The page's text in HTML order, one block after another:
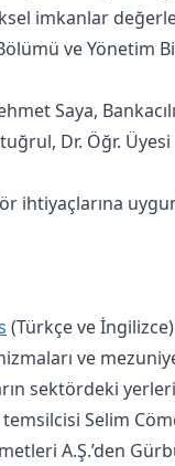
imkanlar
ve
Saya,
Dr. Öğr.
(Türkçe ve
ve
sektördeki
Selim
A.Ş.’den